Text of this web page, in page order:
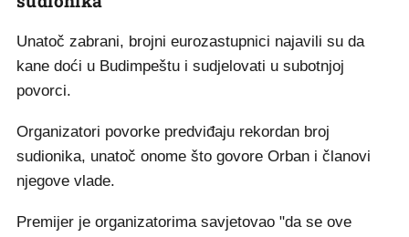
Unatoč zabrani, brojni eurozastupnici najavili su da
kane doći u Budimpeštu i sudjelovati u subotnjoj
povorci.
Organizatori povorke predviđaju rekordan broj
sudionika, unatoč onome što govore Orban i članovi
njegove vlade.
Premijer je organizatorima savjetovao "da se ove